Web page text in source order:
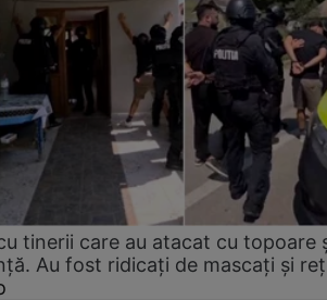
tinerii care au atacat cu topoare
Au fost ridicați de mascați și